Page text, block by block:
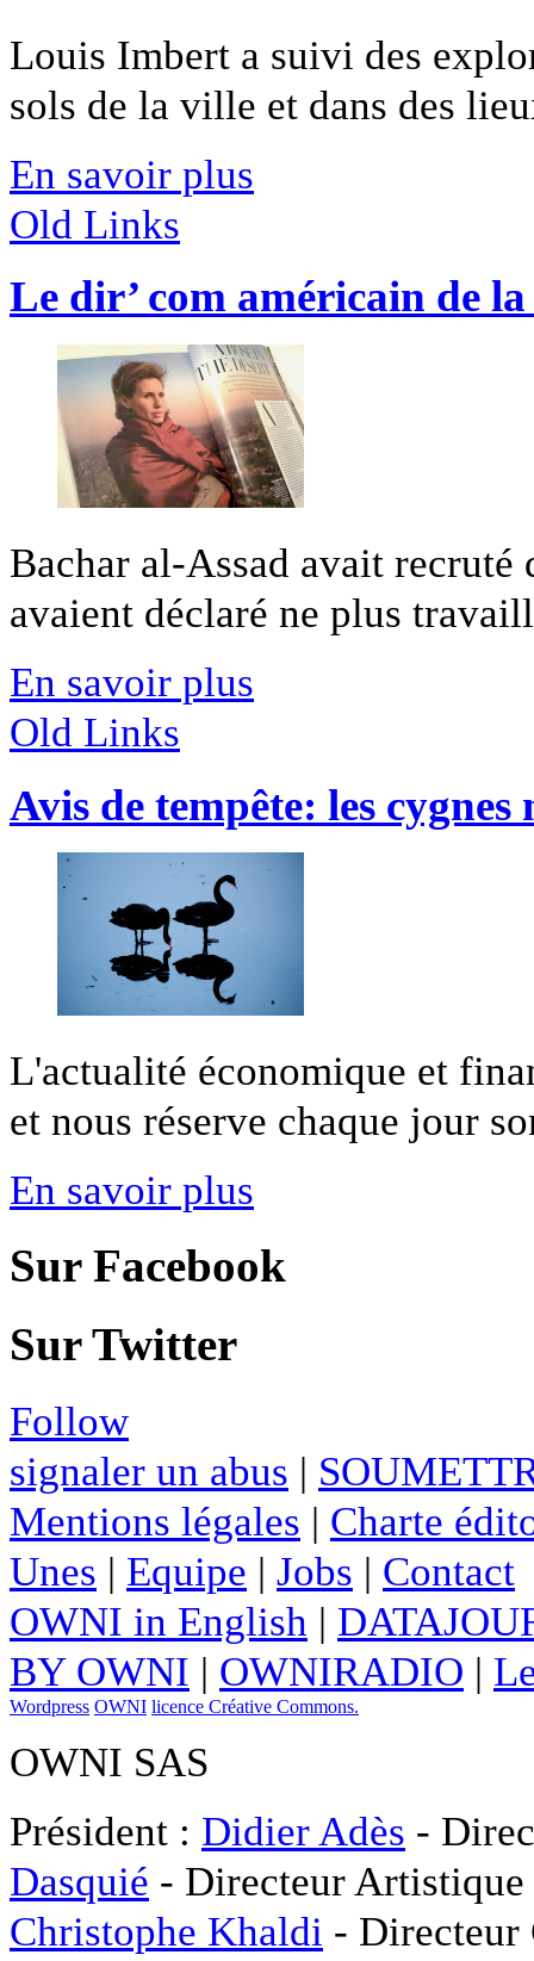
Louis Imbert a suivi des
sols de la ville et dans des
En savoir plus
Old Links
Le dir’ com américain de
Bachar al-Assad avait recruté
avaient déclaré ne plus
En savoir plus
Old Links
Avis de tempête: les
L'actualité économique et
et nous réserve chaque jour
En savoir plus
Sur Facebook
Sur Twitter
Follow
signaler un abus |
Mentions légales | Charte
Unes | Equipe | Jobs | Contact
OWNI in English |
BY OWNI | OWNIRADIO |
Wordpress OWNI licence Créative Commons.
OWNI SAS
Président : Didier Adès -
Dasquié - Directeur
Christophe Khaldi -